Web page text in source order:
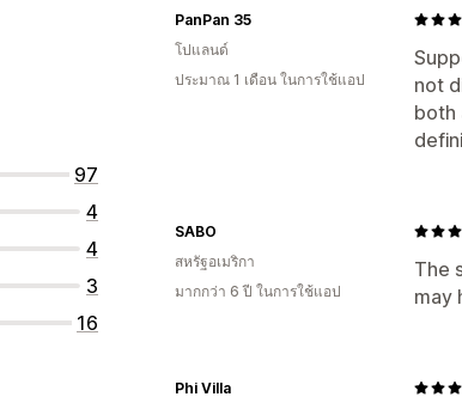
97
4
4
3
16
not
both
PanPan 35
โปแลนด์
ประมาณ 1 เดือน ในการใช้แอป
The
may
SABO
สหรัฐอเมริกา
มากกว่า 6 ปี ในการใช้แอป
Phi Villa